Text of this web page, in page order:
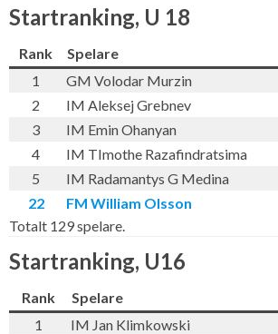
Startranking, U 18
Rank Spelare
1
GM Volodar Murzin
2
IM Aleksej Grebnev
3
IM Emin Ohanyan
4
IM TImothe Razafindratsima
5
IM Radamantys G Medina
22
FM William Olsson
Totalt 129 spelare.
Startranking, U16
Rank Spelare
1
IM Jan Klimkowski